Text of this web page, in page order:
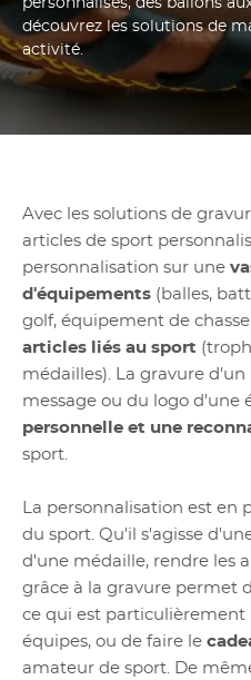
personnalisés, des ballons
découvrez les solutions de
activité.
Avec les solutions de
articles de sport
personnalisation sur une
d'équipements (balles,
golf, équipement de
articles liés au sport
médailles). La gravure
message ou du logo d'une
personnelle et une
sport.
La personnalisation est en
du sport. Qu'il s'agisse
d'une médaille, rendre les
grâce à la gravure permet
ce qui est particulièrement
équipes, ou de faire le
amateur de sport. De